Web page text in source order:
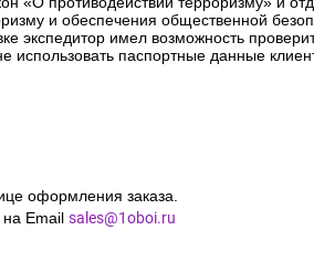
и обеспечения общественной
экспедитор имел возможность
паспортные данные
оформления заказа.
на Email sales@1oboi.ru